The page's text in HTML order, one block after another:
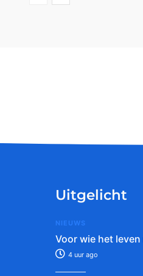
Uitgelicht
NIEUWS
Voor wie het
4 uur ago